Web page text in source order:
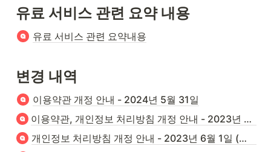
유료 서비스 관련 요약 내용
유료 서비스 관련 요약내용
변경 내역
이용약관 개정 안내 - 2024년 5월 31일
이용약관, 개인정보 처리방침 개정 안내 - 2023년 12월 4일
개인정보 처리방침 개정 안내 - 2023년 6월 1일 (철회됨)